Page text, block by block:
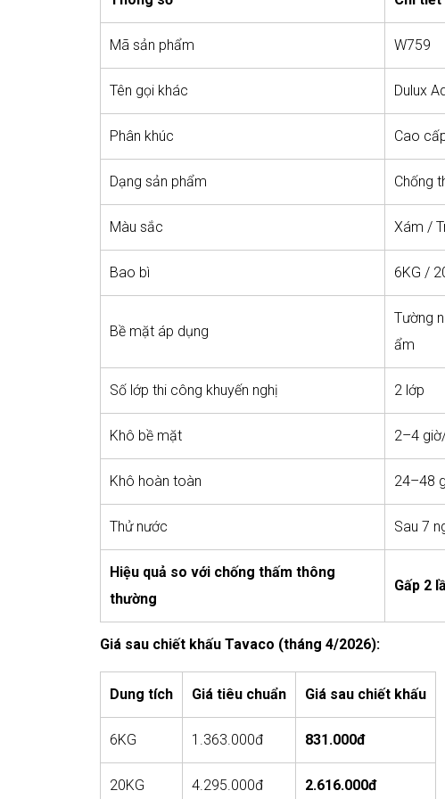
Mã sản phẩm W759
Tên gọi khác Dulux
Phân khúc Cao
Dạng sản phẩm Chống
Màu sắc Xám /
Bao bì 6KG /
Bề mặt áp dụng
Tường
ẩm
Số lớp thi công khuyến nghị 2 lớp
Khô bề mặt 2–4
Khô hoàn toàn 24–48
Thử nước Sau 7
Hiệu quả so với chống thấm thông
thường
Gấp 2
Giá sau chiết khấu Tavaco (tháng 4/2026):
Dung tích Giá tiêu chuẩn Giá sau chiết khấu
6KG 1.363.000đ 831.000đ
20KG 4.295.000đ 2.616.000đ